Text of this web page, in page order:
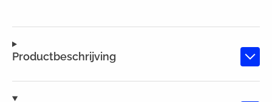
Productbeschrijving